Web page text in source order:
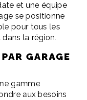
et une équipe
se positionne
pour tous les
la région.
GARAGE
gamme
aux besoins